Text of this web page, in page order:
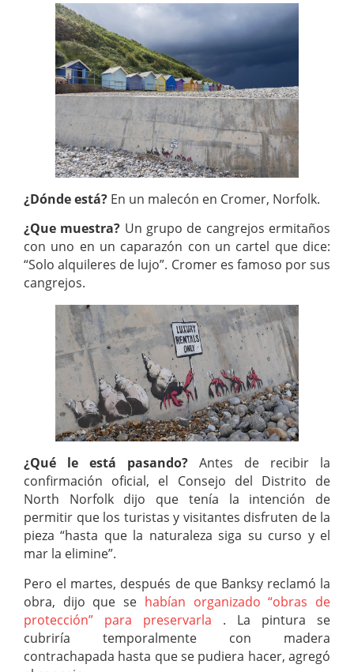
¿Dónde está? En un malecón en Cromer, Norfolk.
¿Que muestra? Un grupo de cangrejos ermitaños
con uno en un caparazón con un cartel que dice:
“Solo alquileres de lujo”. Cromer es famoso por sus
cangrejos.
¿Qué le está pasando? Antes de recibir la
confirmación oficial, el Consejo del Distrito de
North Norfolk dijo que tenía la intención de
permitir que los turistas y visitantes disfruten de la
pieza “hasta que la naturaleza siga su curso y el
mar la elimine”.
Pero el martes, después de que Banksy reclamó la
obra, dijo que se habían organizado “obras de
protección” para preservarla . La pintura se
cubriría temporalmente con madera
contrachapada hasta que se pudiera hacer, agregó